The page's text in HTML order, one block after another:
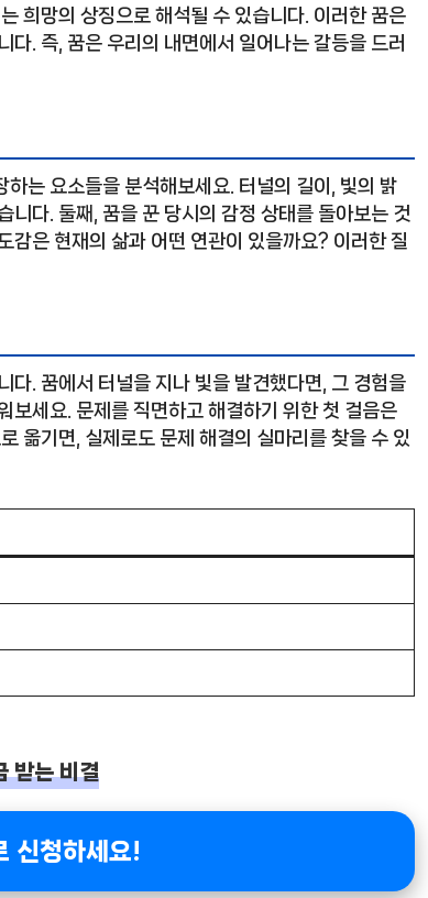
희망의 상징으로 해석될 수 있습니다. 이러한 꿈은
. 즉, 꿈은 우리의 내면에서 일어나는 갈등을 드러
는 요소들을 분석해보세요. 터널의 길이, 빛의 밝
니다. 둘째, 꿈을 꾼 당시의 감정 상태를 돌아보는 것
감은 현재의 삶과 어떤 연관이 있을까요? 이러한 질
다. 꿈에서 터널을 지나 빛을 발견했다면, 그 경험을
보세요. 문제를 직면하고 해결하기 위한 첫 걸음은
옮기면, 실제로도 문제 해결의 실마리를 찾을 수 있
받는 비결
신청하세요!